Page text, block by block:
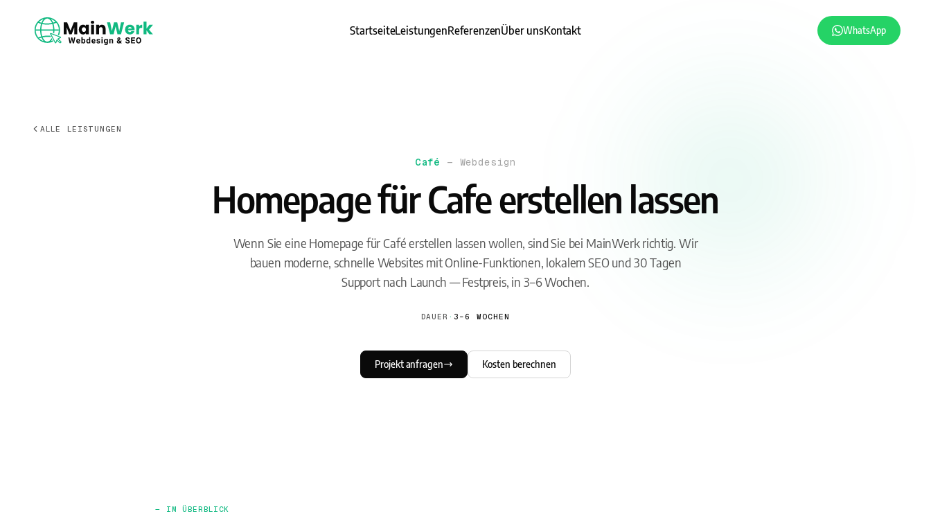
StartseiteLeistungenReferenzenÜber unsKontakt WhatsApp
ALLE LEISTUNGEN
Café — Webdesign
Homepage für Cafe erstellen lassen
Wenn Sie eine Homepage für Café erstellen lassen wollen, sind Sie bei MainWerk richtig. Wir
bauen moderne, schnelle Websites mit Online-Funktionen, lokalem SEO und 30 Tagen
Support nach Launch — Festpreis, in 3–6 Wochen.
DAUER · 3–6 WOCHEN
Projekt anfragen Kosten berechnen
— IM ÜBERBLICK